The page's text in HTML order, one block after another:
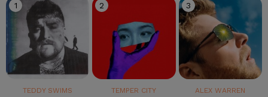
1
TEDDY SWIMS
2
TEMPER CITY
3
ALEX WARREN